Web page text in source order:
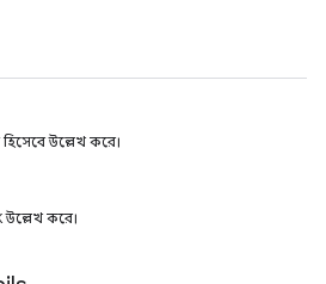
উল্লেখ করে।
করে।